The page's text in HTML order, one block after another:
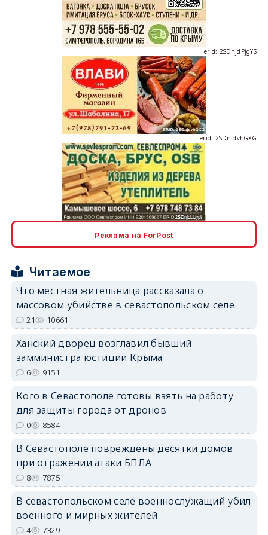
erid: 2SDnjdvhGXG
erid: 2SDnjcLUypt
Реклама на ForPost
Читаемое
Что местная жительница рассказала о
массовом убийстве в севастопольском селе
21 10661
Ханский дворец возглавил бывший
замминистра юстиции Крыма
6 9151
Кого в Севастополе готовы взять на работу
для защиты города от дронов
0 8584
В Севастополе повреждены десятки домов
при отражении атаки БПЛА
8 7875
В севастопольском селе военнослужащий убил
военного и мирных жителей
4 7329